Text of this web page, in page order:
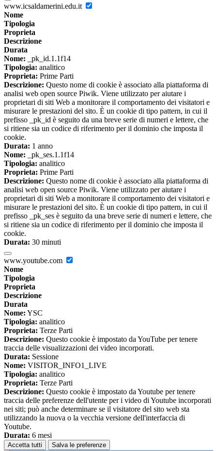
www.icsaldamerini.edu.it
Nome
Tipologia
Proprieta
Descrizione
Durata
Nome: _pk_id.1.1f14
Tipologia: analitico
Proprieta: Prime Parti
Descrizione: Questo nome di cookie è associato alla piattaforma di
analisi web open source Piwik. Viene utilizzato per aiutare i
proprietari di siti Web a monitorare il comportamento dei visitatori e
misurare le prestazioni del sito. È un cookie di tipo pattern, in cui il
prefisso _pk_id è seguito da una breve serie di numeri e lettere, che
si ritiene sia un codice di riferimento per il dominio che imposta il
cookie.
Durata: 1 anno
Nome: _pk_ses.1.1f14
Tipologia: analitico
Proprieta: Prime Parti
Descrizione: Questo nome di cookie è associato alla piattaforma di
analisi web open source Piwik. Viene utilizzato per aiutare i
proprietari di siti Web a monitorare il comportamento dei visitatori e
misurare le prestazioni del sito. È un cookie di tipo pattern, in cui il
prefisso _pk_ses è seguito da una breve serie di numeri e lettere, che
si ritiene sia un codice di riferimento per il dominio che imposta il
cookie.
Durata: 30 minuti
www.youtube.com
Nome
Tipologia
Proprieta
Descrizione
Durata
Nome: YSC
Tipologia: analitico
Proprieta: Terze Parti
Descrizione: Questo cookie è impostato da YouTube per tenere
traccia delle visualizzazioni dei video incorporati.
Durata: Sessione
Nome: VISITOR_INFO1_LIVE
Tipologia: analitico
Proprieta: Terze Parti
Descrizione: Questo cookie è impostato da Youtube per tenere
traccia delle preferenze dell'utente per i video di Youtube incorporati
nei siti; può anche determinare se il visitatore del sito web sta
utilizzando la nuova o la vecchia versione dell'interfaccia di
Youtube.
Durata: 6 mesi
Accetta tutti Salva le preferenze